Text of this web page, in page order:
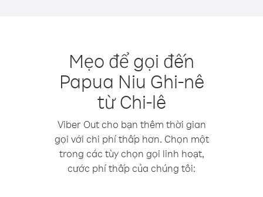
Mẹo để gọi đến
Papua Niu Ghi-nê
từ Chi-lê
Viber Out cho bạn thêm thời gian
gọi với chi phí thấp hơn. Chọn một
trong các tùy chọn gọi linh hoạt,
cước phí thấp của chúng tôi: